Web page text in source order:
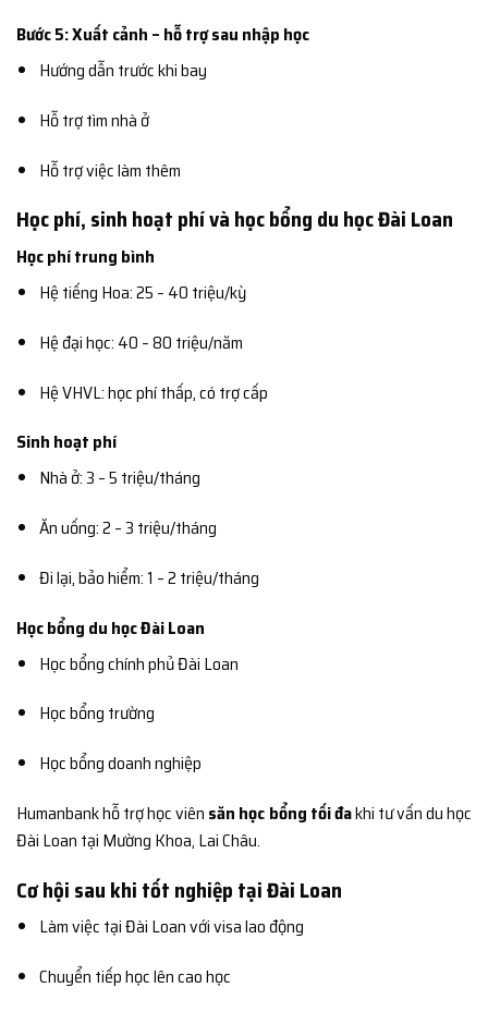
Bước 5: Xuất cảnh – hỗ trợ sau nhập học
Hướng dẫn trước khi bay
Hỗ trợ tìm nhà ở
Hỗ trợ việc làm thêm
Học phí, sinh hoạt phí và học bổng du học Đài Loan
Học phí trung bình
Hệ tiếng Hoa: 25 – 40 triệu/kỳ
Hệ đại học: 40 – 80 triệu/năm
Hệ VHVL: học phí thấp, có trợ cấp
Sinh hoạt phí
Nhà ở: 3 – 5 triệu/tháng
Ăn uống: 2 – 3 triệu/tháng
Đi lại, bảo hiểm: 1 – 2 triệu/tháng
Học bổng du học Đài Loan
Học bổng chính phủ Đài Loan
Học bổng trường
Học bổng doanh nghiệp
Humanbank hỗ trợ học viên săn học bổng tối đakhi tư vấn du học
Đài Loan tại Mường Khoa, Lai Châu.
Cơ hội sau khi tốt nghiệp tại Đài Loan
Làm việc tại Đài Loan với visa lao động
Chuyển tiếp học lên cao học